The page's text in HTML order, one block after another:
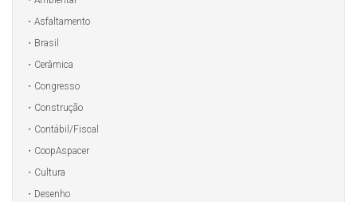
Asfaltamento
Brasil
Cerâmica
Congresso
Construção
Contábil/Fiscal
CoopAspacer
Cultura
Desenho